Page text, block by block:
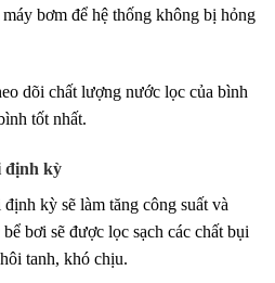
bơm để hệ thống không bị hỏng
dõi chất lượng nước lọc của bình
tốt nhất.
định kỳ
kỳ sẽ làm tăng công suất và
bơi sẽ được lọc sạch các chất bụi
tanh, khó chịu.